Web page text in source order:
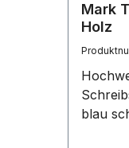
und
elegant
einem
Mark
Holz
blau